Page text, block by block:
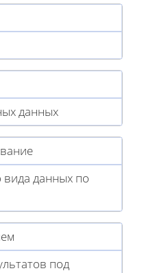
данных
данных по
под